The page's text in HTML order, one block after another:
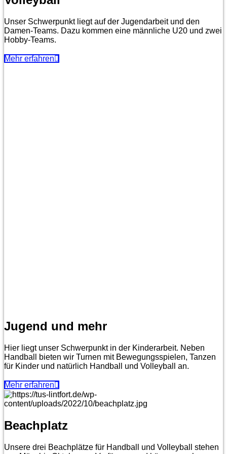
Unser Schwerpunkt liegt auf der Jugendarbeit und den
Damen-Teams. Dazu kommen eine männliche U20 und zwei
Hobby-Teams.
Mehr erfahren
Jugend und mehr
Hier liegt unser Schwerpunkt in der Kinderarbeit. Neben
Handball bieten wir Turnen mit Bewegungsspielen, Tanzen
für Kinder und natürlich Handball und Volleyball an.
Mehr erfahren
Beachplatz
Unsere drei Beachplätze für Handball und Volleyball stehen